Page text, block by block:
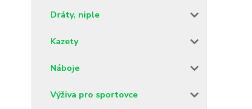
Dráty, niple
Kazety
Náboje
Výživa pro sportovce